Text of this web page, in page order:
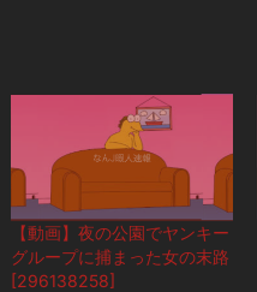
【動画】夜の公園でヤンキー
グループに捕まった女の末路
[296138258]